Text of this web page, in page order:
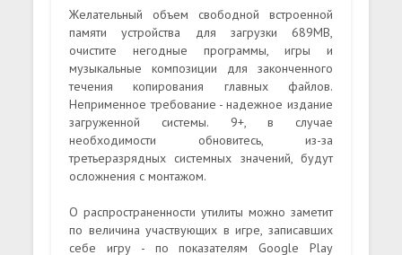
Желательный объем свободной встроенной
памяти устройства для загрузки 689MB,
очистите негодные программы, игры и
музыкальные композиции для законченного
течения копирования главных файлов.
Неприменное требование - надежное издание
загруженной системы. 9+, в случае
необходимости обновитесь, из-за
третьеразрядных системных значений, будут
осложнения с монтажом.
О распространенности утилиты можно заметит
по величина участвующих в игре, записавших
себе игру - по показателям Google Play